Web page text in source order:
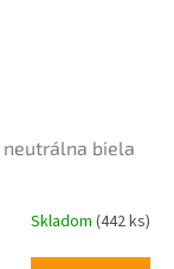
neutrálna biela
Skladom (442 ks)